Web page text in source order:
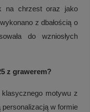
na chrzest oraz jako
z dbałością o
do wzniosłych
z grawerem?
motywu z
w formie